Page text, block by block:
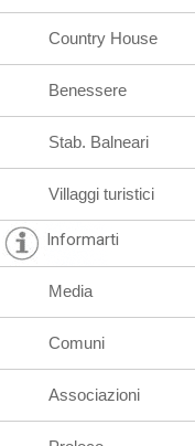
Country House
Benessere
Stab. Balneari
Villaggi turistici
Informarti
Media
Comuni
Associazioni